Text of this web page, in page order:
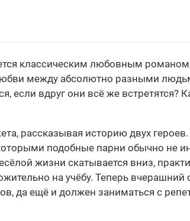
классическим любовным романом,
между абсолютно разными
если вдруг они всё же встретятся?
рассказывая историю двух
подобные парни обычно не
жизни скатывается вниз,
на учёбу. Теперь вчерашний
да ещё и должен заниматься с